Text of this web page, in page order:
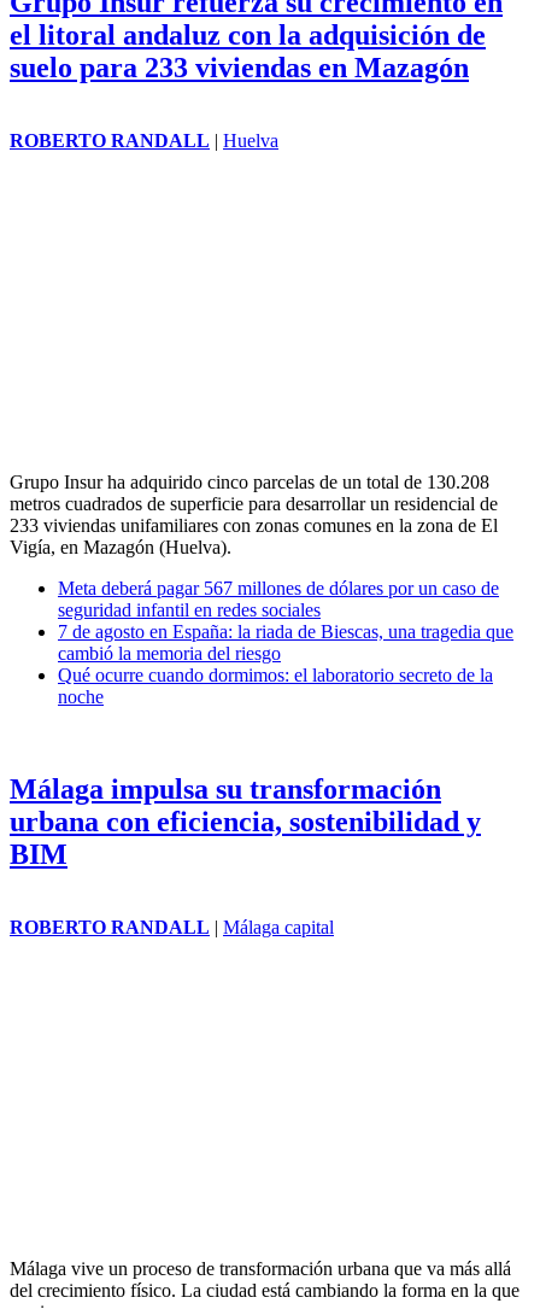
el litoral andaluz con la adquisición de
suelo para 233 viviendas en Mazagón
ROBERTO RANDALL | Huelva
Grupo Insur ha adquirido cinco parcelas de un total de 130.208
metros cuadrados de superficie para desarrollar un residencial de
233 viviendas unifamiliares con zonas comunes en la zona de El
Vigía, en Mazagón (Huelva).
Meta deberá pagar 567 millones de dólares por un caso de
seguridad infantil en redes sociales
7 de agosto en España: la riada de Biescas, una tragedia que
cambió la memoria del riesgo
Qué ocurre cuando dormimos: el laboratorio secreto de la
noche
Málaga impulsa su transformación
urbana con eficiencia, sostenibilidad y
BIM
ROBERTO RANDALL | Málaga capital
Málaga vive un proceso de transformación urbana que va más allá
del crecimiento físico. La ciudad está cambiando la forma en la que